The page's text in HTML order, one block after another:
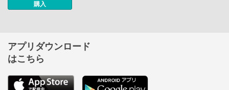
購入
アプリダウンロード
はこちら